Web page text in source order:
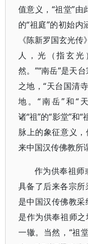
值意义，“祖堂”
的“祖庭”的初始
《陈新罗国玄光
人，光（指玄
然。”“南岳”是天
之地，“天台国清
地。“南岳”和“
诸“祖”的“影堂”和
脉上的象征意义，
来中国汉传佛教所
作为供奉祖师
具备了后来各宗所
是中国汉传佛教采
是作为供奉祖师之
一辙。当然，“祖